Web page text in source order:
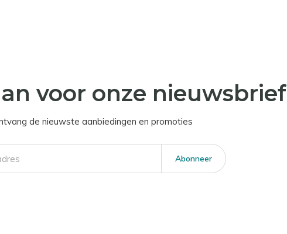
voor onze nieuwsbrief
de nieuwste aanbiedingen en promoties
Abonneer